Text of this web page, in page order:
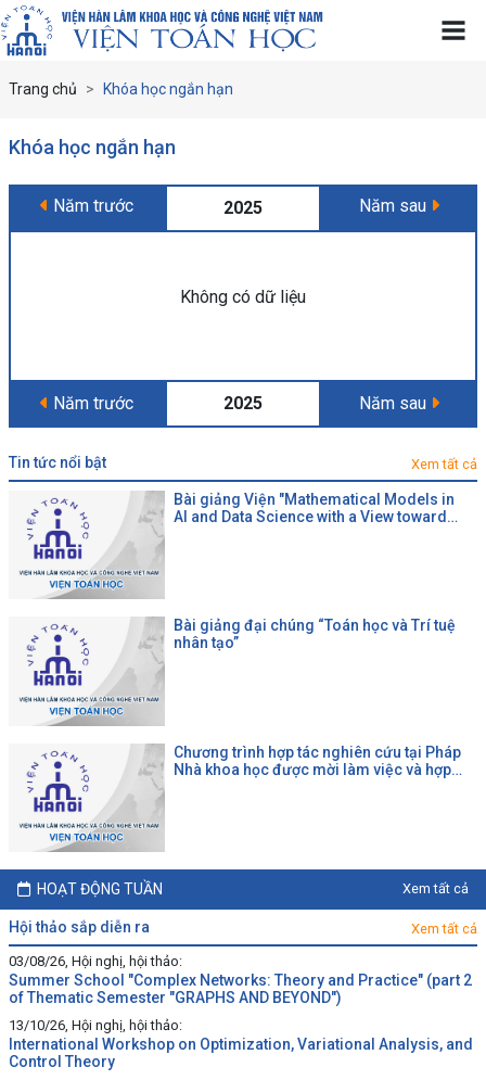
Trang chủ Khóa học ngắn hạn
Khóa học ngắn hạn
Năm trước 2025 Năm sau
Không có dữ liệu
Năm trước 2025 Năm sau
tin tức nổi bật Xem tất cả
Bài giảng Viện "Mathematical Models in
AI and Data Science with a View toward
Bài giảng đại chúng “Toán học và Trí tuệ
nhân tạo”
Chương trình hợp tác nghiên cứu tại Pháp
Nhà khoa học được mời làm việc và hợp
HOẠT ĐỘNG TUẦN Xem tất cả
hội thảo sắp diễn ra
Xem tất cả
03/08/26, Hội nghị, hội thảo:
Summer School "Complex Networks: Theory and Practice" (part 2
of Thematic Semester "GRAPHS AND BEYOND")
13/10/26, Hội nghị, hội thảo:
International Workshop on Optimization, Variational Analysis, and
Control Theory